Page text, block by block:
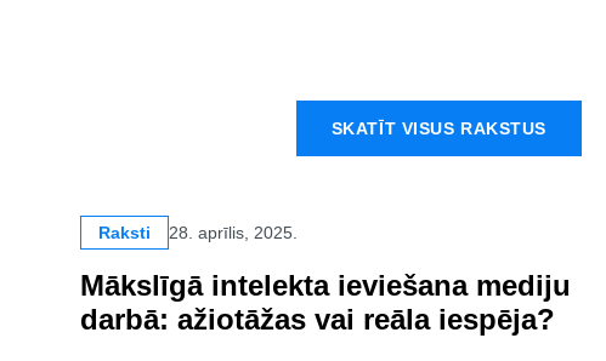
SKATĪT VISUS RAKSTUS
Raksti 28. aprīlis, 2025.
Mākslīgā intelekta ieviešana mediju
darbā: ažiotāžas vai reāla iespēja?